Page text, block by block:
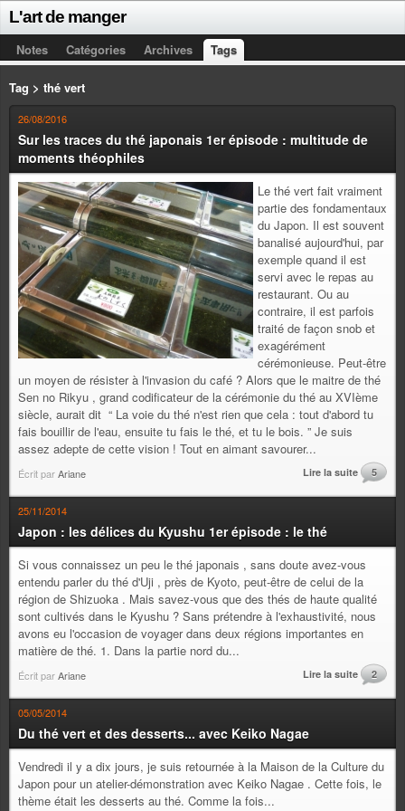
L'art de manger
Notes Catégories Archives Tags
Tag > thé vert
26/08/2016
Sur les traces du thé japonais 1er épisode : multitude de
moments théophiles
Le thé vert fait vraiment
partie des fondamentaux
du Japon. Il est souvent
banalisé aujourd'hui, par
exemple quand il est
servi avec le repas au
restaurant. Ou au
contraire, il est parfois
traité de façon snob et
exagérément
cérémonieuse. Peut-être
un moyen de résister à l'invasion du café ? Alors que le maitre de thé
Sen no Rikyu , grand codificateur de la cérémonie du thé au XVIème
siècle, aurait dit “ La voie du thé n'est rien que cela : tout d'abord tu
fais bouillir de l'eau, ensuite tu fais le thé, et tu le bois. ” Je suis
assez adepte de cette vision ! Tout en aimant savourer...
Écrit parAriane Lire la suite 5
25/11/2014
Japon : les délices du Kyushu 1er épisode : le thé
Si vous connaissez un peu le thé japonais , sans doute avez-vous
entendu parler du thé d'Uji , près de Kyoto, peut-être de celui de la
région de Shizuoka . Mais savez-vous que des thés de haute qualité
sont cultivés dans le Kyushu ? Sans prétendre à l'exhaustivité, nous
avons eu l'occasion de voyager dans deux régions importantes en
matière de thé. 1. Dans la partie nord du...
Écrit parAriane Lire la suite 2
05/05/2014
Du thé vert et des desserts... avec Keiko Nagae
Vendredi il y a dix jours, je suis retournée à la Maison de la Culture du
Japon pour un atelier-démonstration avec Keiko Nagae . Cette fois, le
thème était les desserts au thé. Comme la fois...